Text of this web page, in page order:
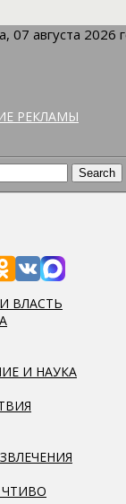
07 августа 2026
РЕКЛАМЫ
ВЛАСТЬ
И НАУКА
ЧТИВО